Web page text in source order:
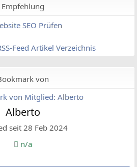
Empfehlung
von
Alberto
seit 28 Feb 2024
n/a